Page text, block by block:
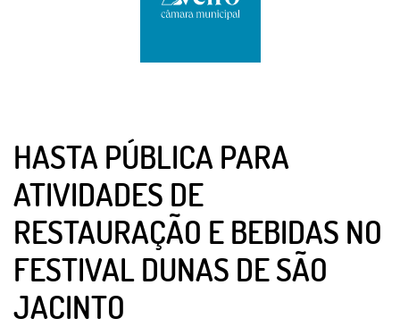
HASTA PÚBLICA PARA
ATIVIDADES DE
RESTAURAÇÃO E BEBIDAS NO
FESTIVAL DUNAS DE SÃO
JACINTO